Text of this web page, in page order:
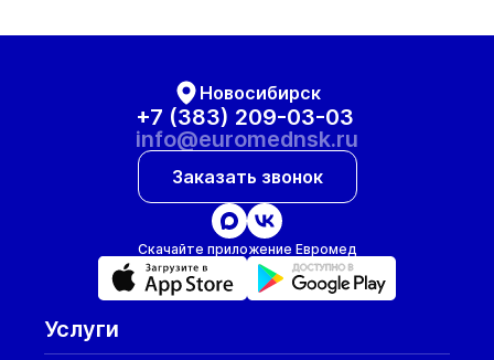
Новосибирск
+7 (383) 209-03-03
info@euromednsk.ru
Заказать звонок
Скачайте приложение Евромед
Услуги